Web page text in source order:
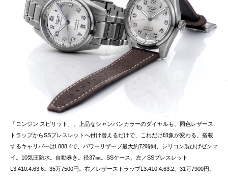
「ロンジン スピリット」。上品なシャンパンカラーのダイヤルも、同色レザース
トラップからSSブレスレットへ付け替えるだけで、これだけ印象が変わる。搭載
するキャリバーはL888.4で、パワーリザーブ最大約72時間、シリコン製ひげゼンマ
イ。10気圧防水。自動巻き。径37㎜。SSケース。左／SSブレスレット
L3.410.4.63.6。35万7500円。右／レザーストラップL3.410.4.63.2。31万7900円。